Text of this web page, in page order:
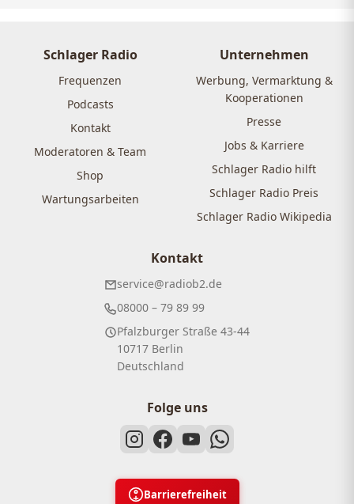
Schlager Radio
Frequenzen
Podcasts
Kontakt
Moderatoren & Team
Shop
Wartungsarbeiten
Unternehmen
Werbung, Vermarktung &
Kooperationen
Presse
Jobs & Karriere
Schlager Radio hilft
Schlager Radio Preis
Schlager Radio Wikipedia
Kontakt
service@radiob2.de
08000 – 79 89 99
Pfalzburger Straße 43-44
10717 Berlin
Deutschland
Folge uns
Barrierefreiheit